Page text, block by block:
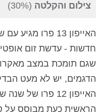
צילום והקלטה (30%)
שגם תומכת במצב מאקרו.
הדגמים, יש לא מעט
האייפון 12 פרו